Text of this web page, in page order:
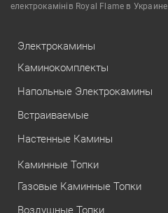
електрокамінів Royal Flame в Украине
Электрокамины
Каминокомплекты
Напольные Электрокамины
Встраиваемые
Настенные Камины
Каминные Топки
Газовые Каминные Топки
Воздушные Топки